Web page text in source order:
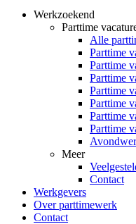
Werkzoekend
Parttime
Alle
Parttime
Parttime
Parttime
Parttime
Parttime
Parttime
Parttime
Meer
Contact
Werkgevers
Over parttimewerk
Contact